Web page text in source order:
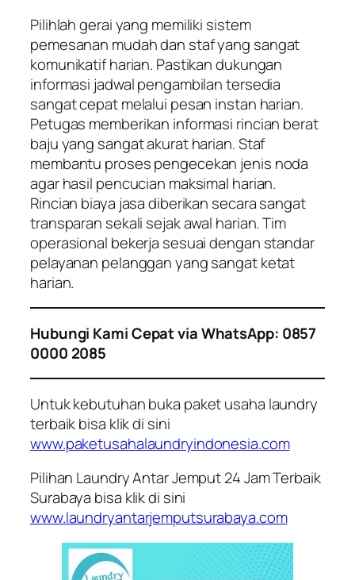
Pilihlah gerai yang memiliki sistem
pemesanan mudah dan staf yang sangat
komunikatif harian. Pastikan dukungan
informasi jadwal pengambilan tersedia
sangat cepat melalui pesan instan harian.
Petugas memberikan informasi rincian berat
baju yang sangat akurat harian. Staf
membantu proses pengecekan jenis noda
agar hasil pencucian maksimal harian.
Rincian biaya jasa diberikan secara sangat
transparan sekali sejak awal harian. Tim
operasional bekerja sesuai dengan standar
pelayanan pelanggan yang sangat ketat
harian.
Hubungi Kami Cepat via WhatsApp: 0857
0000 2085
Untuk kebutuhan buka paket usaha laundry
terbaik bisa klik di sini
www.paketusahalaundryindonesia.com
Pilihan Laundry Antar Jemput 24 Jam Terbaik
Surabaya bisa klik di sini
www.laundryantarjemputsurabaya.com